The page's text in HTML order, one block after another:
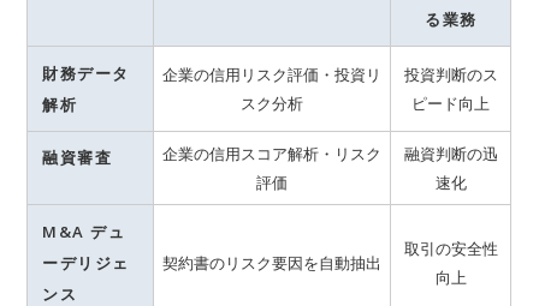
る業務
財務データ
解析
企業の信用リスク評価・投資リ
スク分析
投資判断のス
ピード向上
融資審査
企業の信用スコア解析・リスク
評価
融資判断の迅
速化
M&A デュ
ーデリジェ
ンス
契約書のリスク要因を自動抽出
取引の安全性
向上